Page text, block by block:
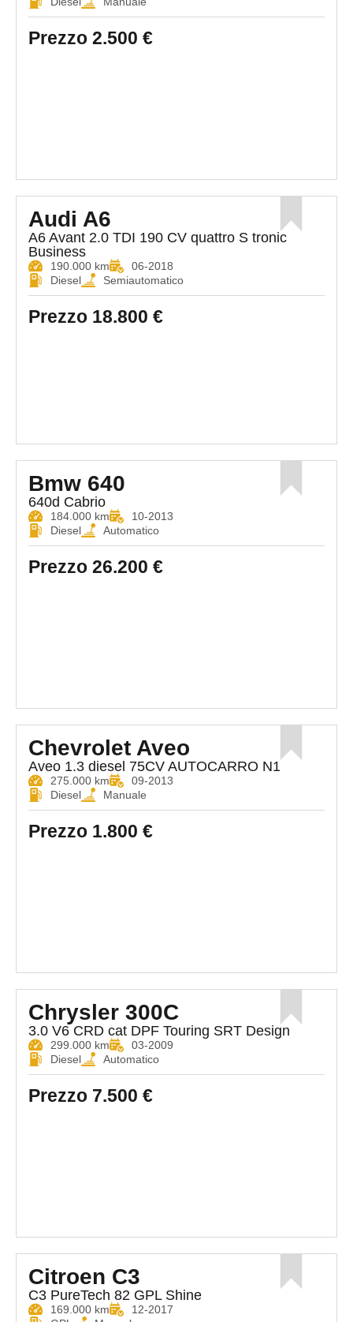
Prezzo 2.500 €
Audi A6
A6 Avant 2.0 TDI 190 CV quattro S tronic
Business
190.000 km
06-2018
Diesel
Semiautomatico
Prezzo 18.800 €
Bmw 640
640d Cabrio
184.000 km
10-2013
Diesel
Automatico
Prezzo 26.200 €
Chevrolet Aveo
Aveo 1.3 diesel 75CV AUTOCARRO N1
275.000 km
09-2013
Diesel
Manuale
Prezzo 1.800 €
Chrysler 300C
3.0 V6 CRD cat DPF Touring SRT Design
299.000 km
03-2009
Diesel
Automatico
Prezzo 7.500 €
Citroen C3
C3 PureTech 82 GPL Shine
169.000 km
12-2017